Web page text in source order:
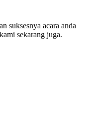
suksesnya acara anda
sekarang juga.